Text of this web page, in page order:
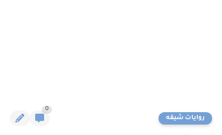
روايات شيقه
0